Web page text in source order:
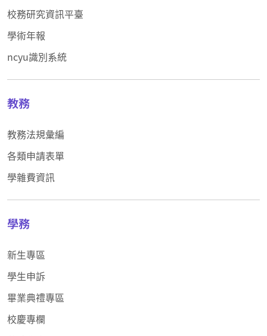
校務研究資訊平臺
學術年報
ncyu識別系統
教務
教務法規彙編
各類申請表單
學雜費資訊
學務
新生專區
學生申訴
畢業典禮專區
校慶專欄